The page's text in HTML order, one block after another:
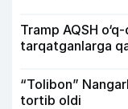
Tramp AQSH
tarqatganlarga
“Tolibon”
tortib oldi